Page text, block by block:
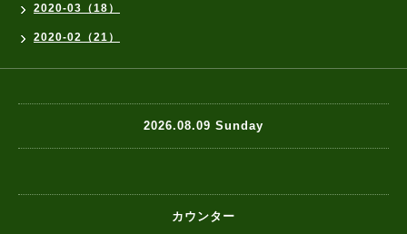
2020-03（18）
2020-02（21）
2026.08.09 Sunday
カウンター